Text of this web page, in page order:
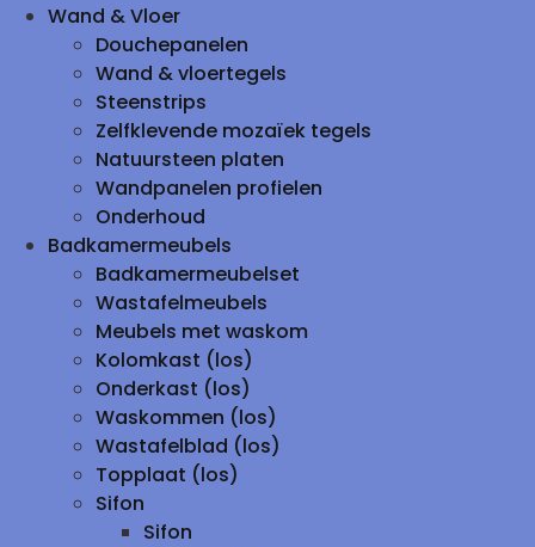
Wand & Vloer
Douchepanelen
Wand & vloertegels
Steenstrips
Zelfklevende mozaïek tegels
Natuursteen platen
Wandpanelen profielen
Onderhoud
Badkamermeubels
Badkamermeubelset
Wastafelmeubels
Meubels met waskom
Kolomkast (los)
Onderkast (los)
Waskommen (los)
Wastafelblad (los)
Topplaat (los)
Sifon
Sifon